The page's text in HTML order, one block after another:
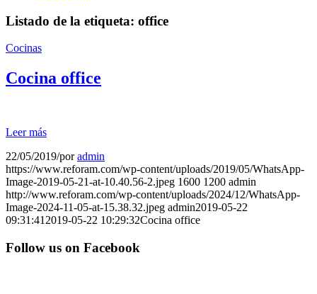
Listado de la etiqueta: office
Cocinas
Cocina office
Leer más
22/05/2019/poradmin
https://www.reforam.com/wp-content/uploads/2019/05/WhatsApp-
Image-2019-05-21-at-10.40.56-2.jpeg 1600 1200 admin
http://www.reforam.com/wp-content/uploads/2024/12/WhatsApp-
Image-2024-11-05-at-15.38.32.jpeg admin2019-05-22
09:31:41 2019-05-22 10:29:32Cocina office
Follow us on Facebook